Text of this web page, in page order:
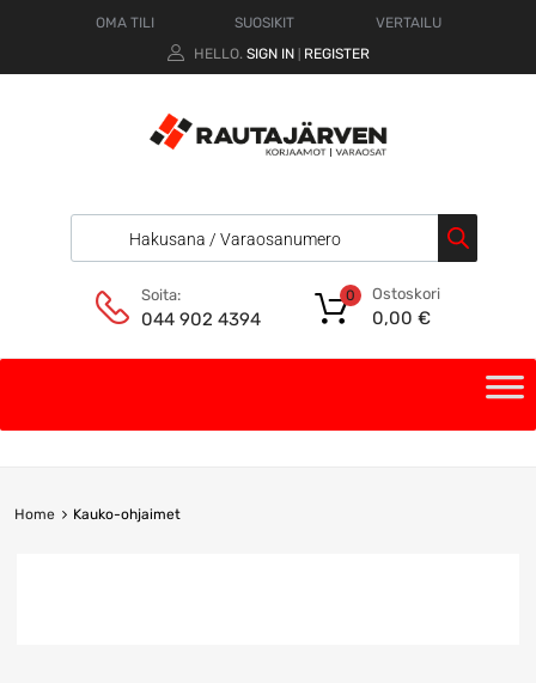
OMA TILI SUOSIKIT
VERTAILU
HELLO. SIGN IN REGISTER
Soita:
044 902 4394
Ostoskori
0,00 €
0
Home Kauko-ohjaimet